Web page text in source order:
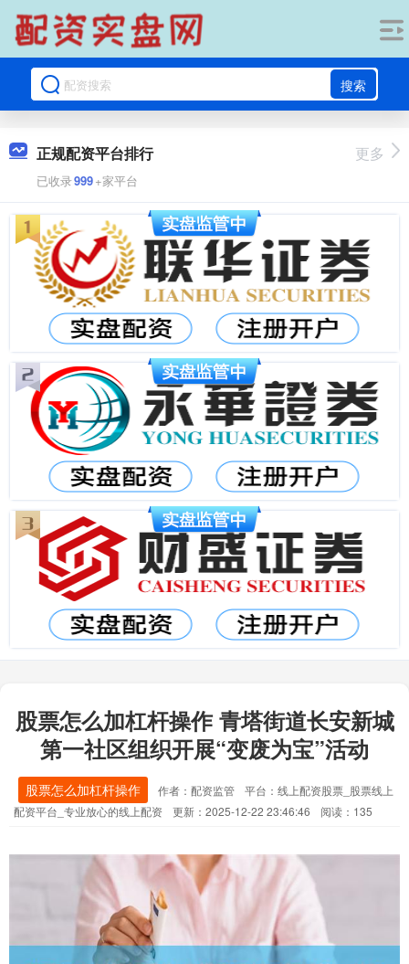
搜索
正规配资平台排行
已收录999+家平台
更多
股票怎么加杠杆操作 青塔街道长安新城
第一社区组织开展“变废为宝”活动
股票怎么加杠杆操作 作者：配资监管
平台：线上配资股票_股票线上
配资平台_专业放心的线上配资
更新：2025-12-22 23:46:46 阅读：135